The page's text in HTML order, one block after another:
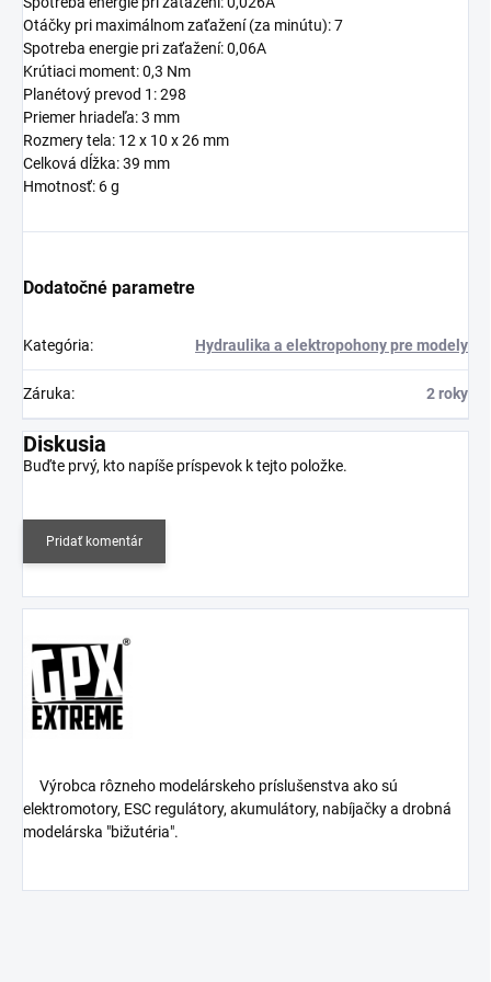
Otáčky pri maximálnom zaťažení (za minútu): 7
Spotreba energie pri zaťažení: 0,06A
Krútiaci moment: 0,3 Nm
Planétový prevod 1: 298
Priemer hriadeľa: 3 mm
Rozmery tela: 12 x 10 x 26 mm
Celková dĺžka: 39 mm
Hmotnosť: 6 g
Dodatočné parametre
Kategória: Hydraulika a elektropohony pre modely
Záruka: 2 roky
Diskusia
Buďte prvý, kto napíše príspevok k tejto položke.
Pridať komentár
Výrobca rôzneho modelárskeho príslušenstva ako sú
elektromotory, ESC regulátory, akumulátory, nabíjačky a drobná
modelárska "bižutéria".